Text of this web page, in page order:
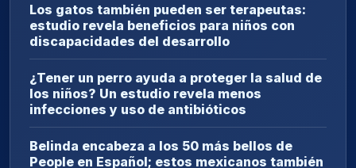
Los gatos también pueden ser terapeutas:
estudio revela beneficios para niños con
discapacidades del desarrollo
¿Tener un perro ayuda a proteger la salud de
los niños? Un estudio revela menos
infecciones y uso de antibióticos
Belinda encabeza a los 50 más bellos de
People en Español; estos mexicanos también